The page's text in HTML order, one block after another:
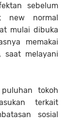
sebelum
new normal
mulai dibuka
memakai
melayani
tokoh
terkait
sosial